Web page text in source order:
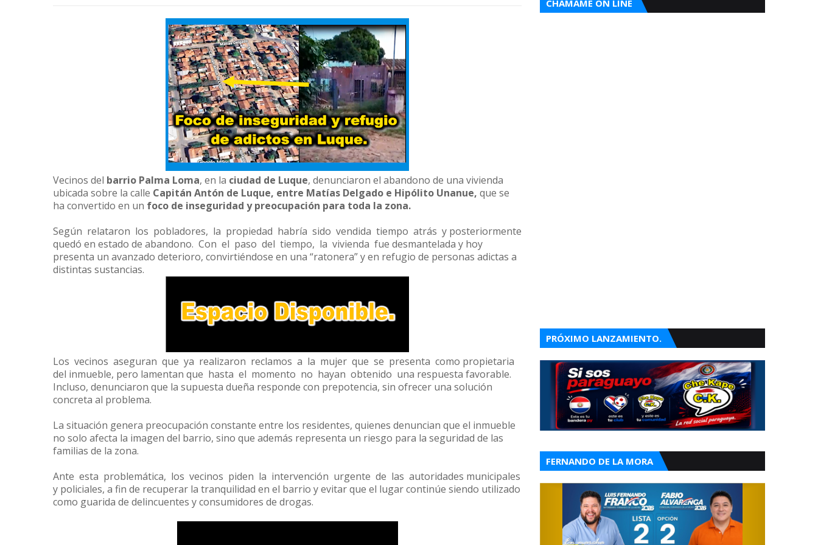
Vecinos del barrio Palma Loma, en la ciudad de Luque, denunciaron el abandono de una vivienda
ubicada sobre la calle Capitán Antón de Luque, entre Matías Delgado e Hipólito Unanue, que se
ha convertido en un foco de inseguridad y preocupación para toda la zona.
Según relataron los pobladores, la propiedad habría sido vendida tiempo atrás y posteriormente
quedó en estado de abandono. Con el paso del tiempo, la vivienda fue desmantelada y hoy
presenta un avanzado deterioro, convirtiéndose en una “ratonera” y en refugio de personas adictas a
distintas sustancias.
Los vecinos aseguran que ya realizaron reclamos a la mujer que se presenta como propietaria
del inmueble, pero lamentan que hasta el momento no hayan obtenido una respuesta favorable.
Incluso, denunciaron que la supuesta dueña responde con prepotencia, sin ofrecer una solución
concreta al problema.
La situación genera preocupación constante entre los residentes, quienes denuncian que el inmueble
no solo afecta la imagen del barrio, sino que además representa un riesgo para la seguridad de las
familias de la zona.
Ante esta problemática, los vecinos piden la intervención urgente de las autoridades municipales
y policiales, a fin de recuperar la tranquilidad en el barrio y evitar que el lugar continúe siendo utilizado
como guarida de delincuentes y consumidores de drogas.
CHAMAME ON LINE
PRÓXIMO LANZAMIENTO.
FERNANDO DE LA MORA